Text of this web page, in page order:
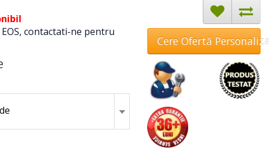
contactati-ne pentru
Cere Ofertă